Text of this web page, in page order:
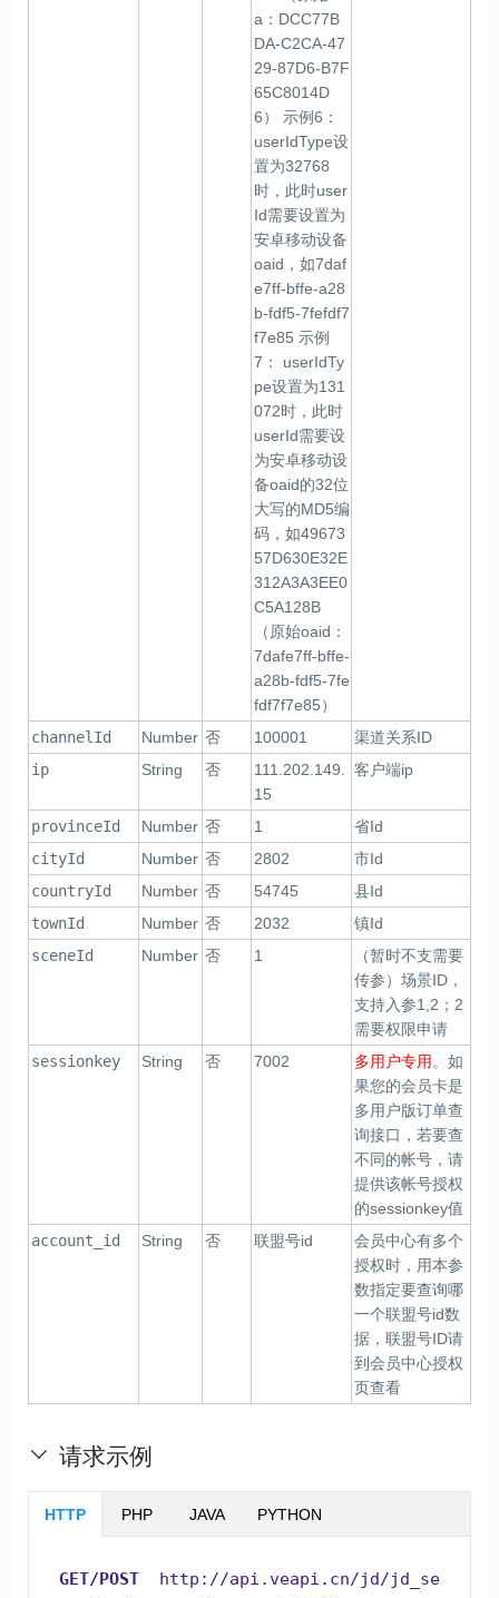
a：DCC77B
DA-C2CA-47
29-87D6-B7F
65C8014D
6） 示例6：
userIdType设
置为32768
时，此时user
Id需要设置为
安卓移动设备
oaid，如7daf
e7ff-bffe-a28
b-fdf5-7fefdf7
f7e85 示例
7： userIdTy
pe设置为131
072时，此时
userId需要设
为安卓移动设
备oaid的32位
大写的MD5编
码，如49673
57D630E32E
312A3A3EE0
C5A128B
（原始oaid：
7dafe7ff-bffe-
a28b-fdf5-7fe
fdf7f7e85）
channelId
Number 否 100001
渠道关系ID
ip
String 否
111.202.149.
15
客户端ip
provinceId Number 否 1
省Id
cityId
Number 否 2802
市Id
countryId
Number 否 54745
县Id
townId
Number 否 2032
镇Id
sceneId
Number 否 1
（暂时不支需要
传参）场景ID，
支持入参1,2；2
需要权限申请
sessionkey
String 否 7002 多用户专用 。如
果您的会员卡是
多用户版订单查
询接口，若要查
不同的帐号，请
提供该帐号授权
的sessionkey值
account_id
String 否 联盟号id
会员中心有多个
授权时，用本参
数指定要查询哪
一个联盟号id数
据，联盟号ID请
到会员中心授权
页查看
请求示例
HTTP PHP JAVA PYTHON
GET/POST http://api.veapi.cn/jd/jd_se